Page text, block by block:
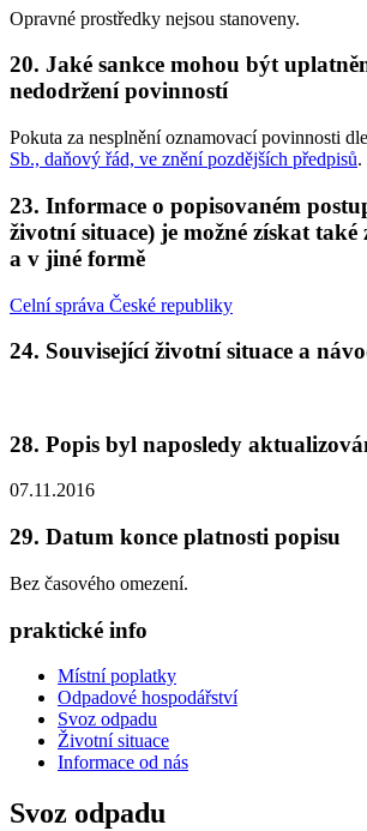
Opravné prostředky nejsou stanoveny.
20. Jaké sankce mohou být
nedodržení povinností
Pokuta za nesplnění oznamovací povinnosti dle
Sb., daňový řád, ve znění pozdějších předpisů.
23. Informace o popisovaném
životní situace) je možné získat
a v jiné formě
Celní správa České republiky
24. Související životní situace a
28. Popis byl naposledy
07.11.2016
29. Datum konce platnosti popisu
Bez časového omezení.
praktické info
Místní poplatky
Odpadové hospodářství
Svoz odpadu
Životní situace
Informace od nás
Svoz odpadu